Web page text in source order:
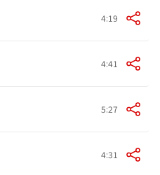
4:19
4:41
5:27
4:31